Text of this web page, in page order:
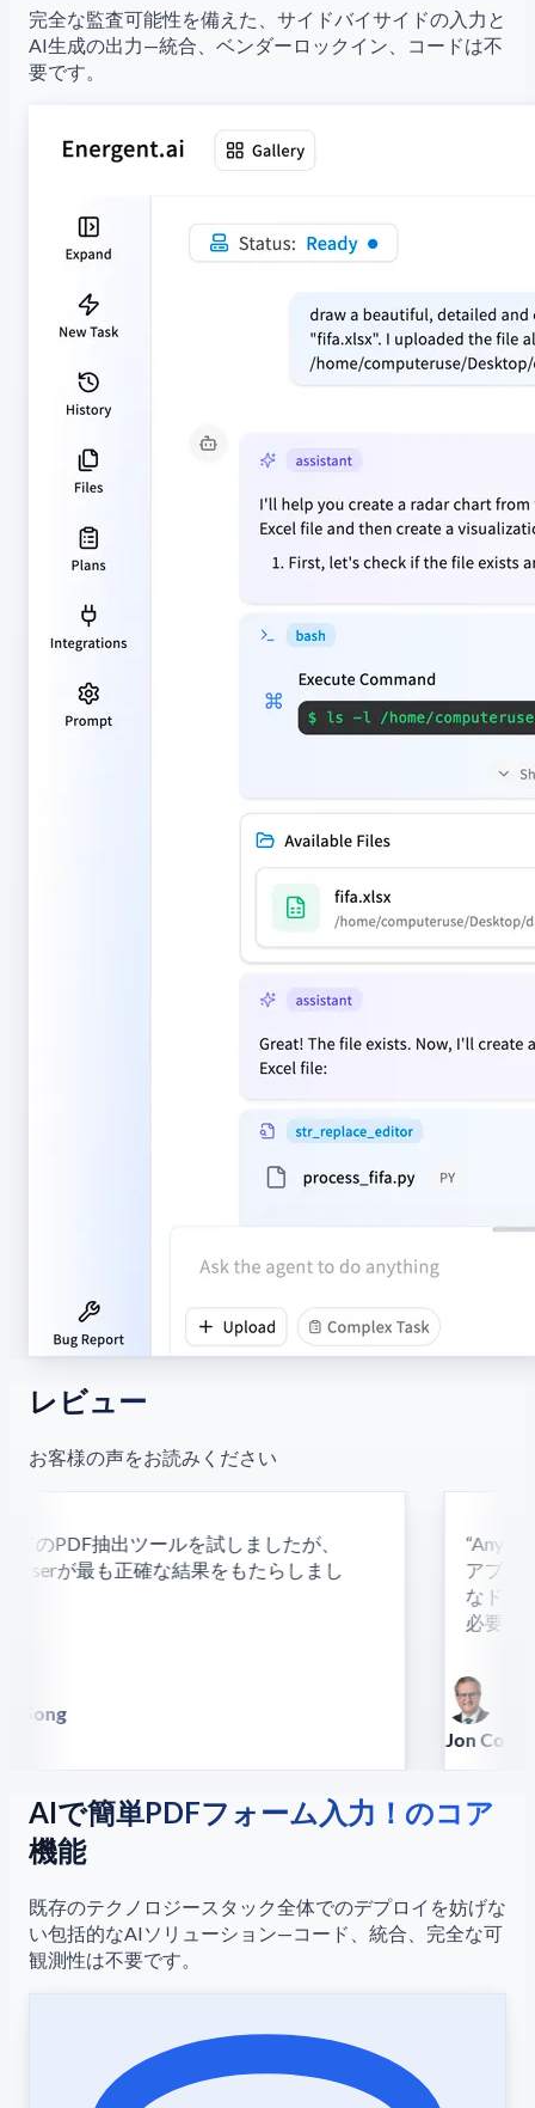
完全な監査可能性を備えた、サイドバイサイドの入力と
AI生成の出力—統合、ベンダーロックイン、コードは不
要です。
レビュー
お客様の声をお読みください
のPDF抽出ツールを試しましたが、
が最も正確な結果をもたらしまし
Song
アプロ
なドキ
必要です
Jon
AIで簡単PDFフォーム入力！のコア
機能
既存のテクノロジースタック全体でのデプロイを妨げな
い包括的なAIソリューション—コード、統合、完全な可
観測性は不要です。